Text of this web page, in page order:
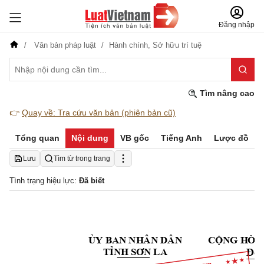
Đăng nhập
Văn bản pháp luật Hành chính, Sở hữu trí tuệ
Tìm nâng cao
👉 Quay về: Tra cứu văn bản (phiên bản cũ)
Tổng quan Nội dung VB gốc Tiếng Anh Lược đồ
Lưu Tìm từ trong trang
Tình trạng hiệu lực: Đã biết
ỦY BAN NHÂN DÂN
TỈNH SƠN LA
CỘNG H
Độ